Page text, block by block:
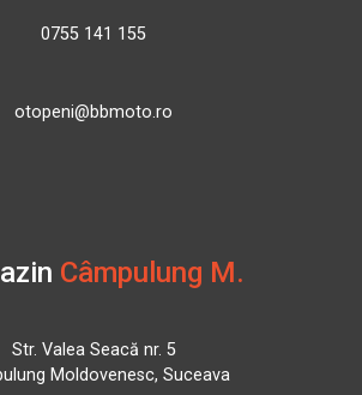
0755 141 155
otopeni@bbmoto.ro
Câmpulung M.
Str. Valea Seacă nr. 5
Moldovenesc, Suceava